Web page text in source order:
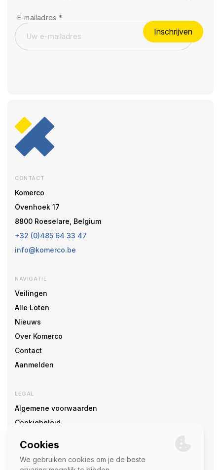
E-mailadres *
Inschrijven
CONTACT
Komerco
Ovenhoek 17
8800 Roeselare, Belgium
+32 (0)485 64 33 47
info@komerco.be
NAVIGATIE
Veilingen
Alle Loten
Nieuws
Over Komerco
Contact
Aanmelden
LEGAL
Algemene voorwaarden
Cookiebeleid
SOCIAL